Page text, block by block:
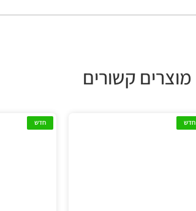
מוצרים קשורים
חדש חדש